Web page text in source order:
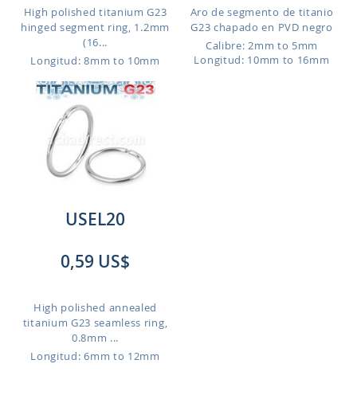
High polished titanium G23
hinged segment ring, 1.2mm
(16...
Longitud: 8mm to 10mm
Aro de segmento de titanio
G23 chapado en PVD negro
Calibre: 2mm to 5mm
Longitud: 10mm to 16mm
USEL20
0,59 US$
High polished annealed
titanium G23 seamless ring,
0.8mm ...
Longitud: 6mm to 12mm